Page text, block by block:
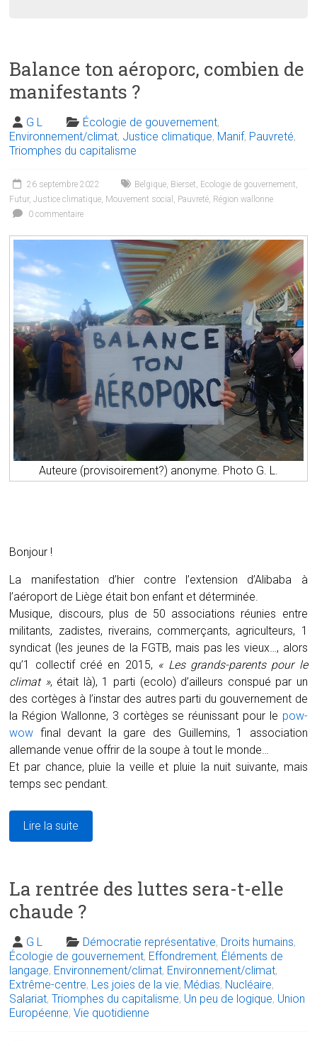
Balance ton aéroporc, combien de
manifestants ?
G L Écologie de gouvernement,
Environnement/climat, Justice climatique, Manif, Pauvreté,
Triomphes du capitalisme
26 septembre 2022 Belgique, Bierset, Ecologie de gouvernement,
Futur,Justice climatique, Mouvement social , Pauvreté, Région wallonne
0 commentaire
Auteure (provisoirement?) anonyme. Photo G. L.
Bonjour !
La manifestation d’hier contre l’extension d’Alibaba à
l’aéroport de Liège était bon enfant et déterminée.
Musique, discours, plus de 50 associations réunies entre
militants, zadistes, riverains, commerçants, agriculteurs, 1
syndicat (les jeunes de la FGTB, mais pas les vieux…, alors
qu’1 collectif créé en 2015, « Les grands-parents pour le
climat », était là), 1 parti (ecolo) d’ailleurs conspué par un
des cortèges à l’instar des autres parti du gouvernement de
la Région Wallonne, 3 cortèges se réunissant pour le pow-
wow final devant la gare des Guillemins, 1 association
allemande venue offrir de la soupe à tout le monde…
Et par chance, pluie la veille et pluie la nuit suivante, mais
temps sec pendant.
Lire la suite
La rentrée des luttes sera-t-elle
chaude ?
G L Démocratie représentative, Droits humains,
Écologie de gouvernement, Effondrement, Éléments de
langage, Environnement/climat, Environnement/climat,
Extrême-centre, Les joies de la vie, Médias, Nucléaire,
Salariat,Triomphes du capitalisme, Un peu de logique, Union
Européenne,Vie quotidienne